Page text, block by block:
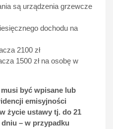
są urządzenia grzewcze
dochodu na
2100 zł
1500 zł na osobę w
musi być wpisane lub
emisyjności
życie ustawy tj. do 21
– w przypadku